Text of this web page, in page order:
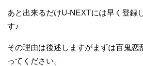
あと出来るだけU-NEXTには早く登録
す♪
その理由は後述しますがまずは百鬼恋
ってください。